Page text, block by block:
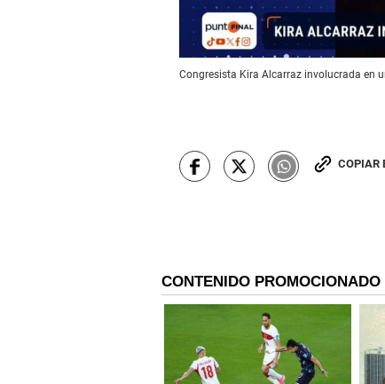
Congresista Kira Alcarraz involucrada en
COPIAR